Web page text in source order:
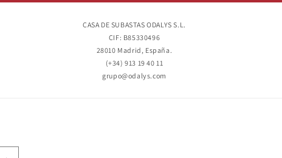
CASA DE SUBASTAS ODALYS S.L.
CIF: B85330496
28010 Madrid, España.
(+34) 913 19 40 11
grupo@odalys.com